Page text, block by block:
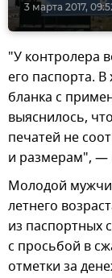
3 марта 2017,
"У контролера
его паспорта.
бланка с
выяснилось,
печатей не
и размерам", —
Молодой
летнего
из паспортных
с просьбой в
отметки за